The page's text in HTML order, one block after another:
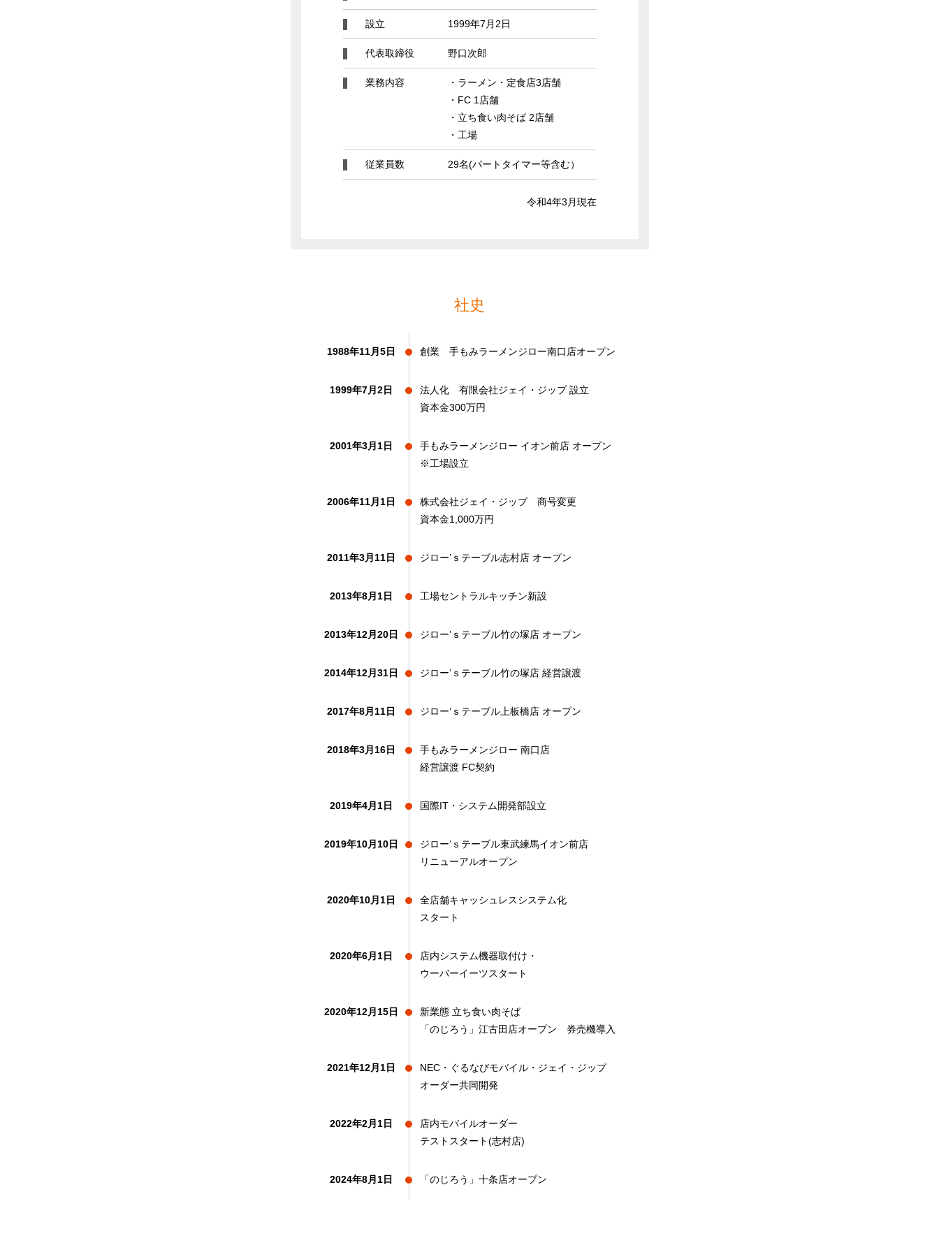
設立 1999年7月2日
代表取締役 野口次郎
業務内容
・ラーメン・定食店3店舗
・FC 1店舗
・立ち食い肉そば 2店舗
・工場
従業員数 29名(パートタイマー等含む）
令和4年3月現在
社史
1988年11月5日 創業 手もみラーメンジロー南口店オープン
1999年7月2日 法人化 有限会社ジェイ・ジップ 設立
資本金300万円
2001年3月1日 手もみラーメンジロー イオン前店 オープン
※工場設立
2006年11月1日 株式会社ジェイ・ジップ 商号変更
資本金1,000万円
2011年3月11日 ジロー’ｓテーブル志村店 オープン
2013年8月1日 工場セントラルキッチン新設
2013年12月20日 ジロー’ｓテーブル竹の塚店 オープン
2014年12月31日 ジロー’ｓテーブル竹の塚店 経営譲渡
2017年8月11日 ジロー’ｓテーブル上板橋店 オープン
2018年3月16日 手もみラーメンジロー 南口店
経営譲渡 FC契約
2019年4月1日 国際IT・システム開発部設立
2019年10月10日 ジロー’ｓテーブル東武練馬イオン前店
リニューアルオープン
2020年10月1日
全店舗キャッシュレスシステム化
スタート
2020年6月1日
店内システム機器取付け・
ウーバーイーツスタート
2020年12月15日
新業態 立ち食い肉そば
「のじろう」江古田店オープン
券売機導入
2021年12月1日 NEC・ぐるなびモバイル・ ジェイ・ジップ
オーダー共同開発
2022年2月1日
店内モバイルオーダー
テストスタート(志村店)
2024年8月1日 「のじろう」十条店オープン